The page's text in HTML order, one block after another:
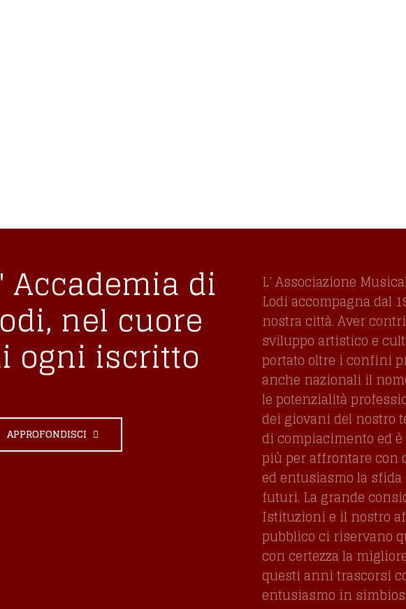
Accademia di
nel cuore
ogni iscritto
APPROFONDISCI
L' Associazione
Lodi accompagna dal
nostra città. Aver
sviluppo artistico e
portato oltre i confini
anche nazionali il
le potenzialità
dei giovani del nostro
di compiacimento ed
più per affrontare con
ed entusiasmo la
futuri. La grande
Istituzioni e il nostro
pubblico ci riservano
con certezza la
questi anni trascorsi
entusiasmo in